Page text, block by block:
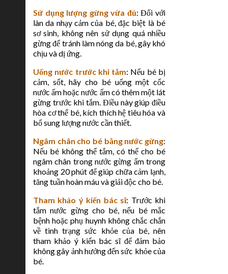
Sử dụng lượng gừng vừa đủ: Đối với
làn da nhạy cảm của bé, đặc biệt là bé
sơ sinh, không nên sử dụng quá nhiều
gừng để tránh làm nóng da bé, gây khó
chịu và dị ứng.
Uống nước trước khi tắm: Nếu bé bị
cảm, sốt, hãy cho bé uống một cốc
nước ấm hoặc nước ấm có thêm một lát
gừng trước khi tắm. Điều này giúp điều
hòa cơ thể bé, kích thích hệ tiêu hóa và
bổ sung lượng nước cần thiết.
Ngâm chân cho bé bằng nước gừng:
Nếu bé không thể tắm, có thể cho bé
ngâm chân trong nước gừng ấm trong
khoảng 20 phút để giúp chữa cảm lạnh,
tăng tuần hoàn máu và giải độc cho bé.
Tham khảo ý kiến bác sĩ: Trước khi
tắm nước gừng cho bé, nếu bé mắc
bệnh hoặc phụ huynh không chắc chắn
về tình trạng sức khỏe của bé, nên
tham khảo ý kiến bác sĩ để đảm bảo
không gây ảnh hưởng đến sức khỏe của
bé.